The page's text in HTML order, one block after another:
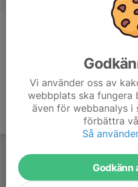
Tränare
Vi använder oss av
webbplats ska fungera
även för webbanalys
förbättra
Så
Godkänn